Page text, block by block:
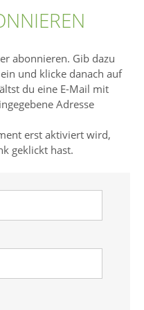
abonnieren. Gib dazu
und klicke danach auf
du eine E-Mail mit
Adresse
erst aktiviert wird,
geklickt hast.